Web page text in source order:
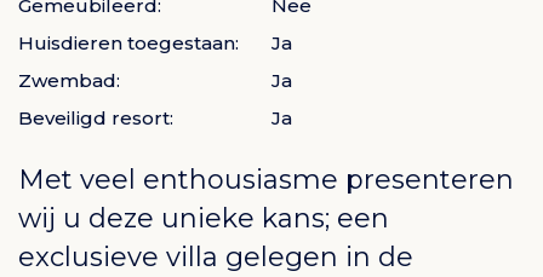
Gemeubileerd:
Nee
Huisdieren toegestaan:
Ja
Zwembad:
Ja
Beveiligd resort:
Ja
Met veel enthousiasme presenteren
wij u deze unieke kans; een
exclusieve villa gelegen in de